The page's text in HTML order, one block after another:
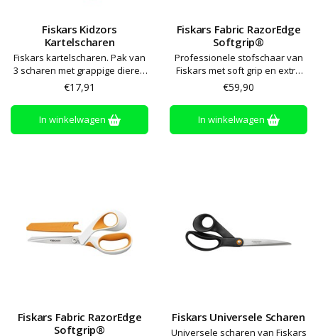
Fiskars Kidzors
Kartelscharen
Fiskars kartelscharen. Pak van
3 scharen met grappige dieren
patronen - zowel rechts- als
linkshandig
€17,91
In winkelwagen
Fiskars Fabric RazorEdge
Softgrip®
Professionele stofschaar van
Fiskars met soft grip en extra
scherpe en duurzame bladen
voor gedetailleerd knippen in
textiel
€59,90
In winkelwagen
Fiskars Fabric RazorEdge
Softgrip®
Fiskars Universele Scharen
Universele scharen van Fiskars